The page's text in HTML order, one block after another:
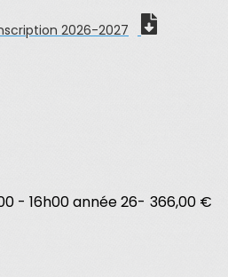
2026-2027
- 16h00 année 26- 366,00 €